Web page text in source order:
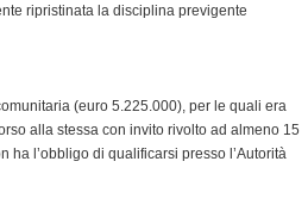
ripristinata la disciplina previgente
(euro 5.225.000), per le quali era
alla stessa con invito rivolto ad almeno 15
l’obbligo di qualificarsi presso l’Autorità